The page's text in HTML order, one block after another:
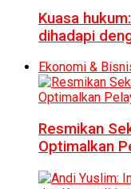
Kuasa
dihadapi
Ekonomi &
Resmikan
Optimalkan